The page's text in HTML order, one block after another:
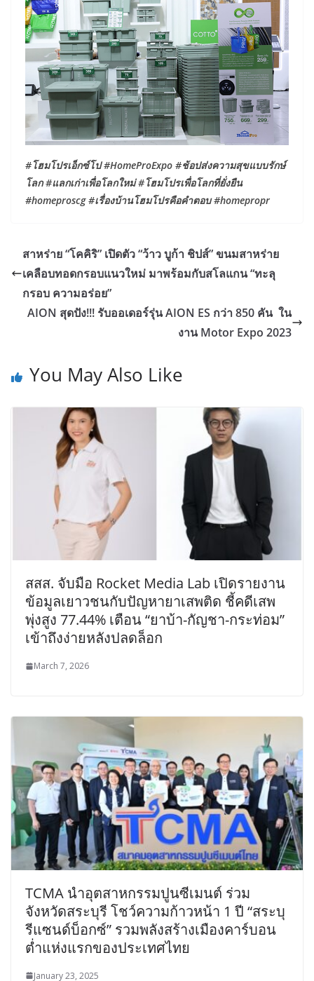
#โฮมโปรเอ็กซ์โป #HomeProExpo #ช้อปส่งความสุขแบบรักษ์
โลก #แลกเก่าเพื่อโลกใหม่ #โฮมโปรเพื่อโลกที่ยั่งยืน
#homeproscg #เรื่องบ้านโฮมโปรคือคำตอบ #homepropr
สาหร่าย “โคคิริ” เปิดตัว “ว้าว บูก้า ชิปส์” ขนมสาหร่าย
เคลือบทอดกรอบแนวใหม่ มาพร้อมกับสโลแกน “ทะลุ
กรอบ ความอร่อย”
AION สุดปัง!!! รับออเดอร์รุ่น AION ES กว่า 850 คัน ใน
งาน Motor Expo 2023
You May Also Like
สสส. จับมือ Rocket Media Lab เปิดรายงาน
ข้อมูลเยาวชนกับปัญหายาเสพติด ชี้คดีเสพ
พุ่งสูง 77.44% เตือน “ยาบ้า-กัญชา-กระท่อม”
เข้าถึงง่ายหลังปลดล็อก
March 7, 2026
TCMA นำอุตสาหกรรมปูนซีเมนต์ ร่วม
จังหวัดสระบุรี โชว์ความก้าวหน้า 1 ปี “สระบุ
รีแซนด์บ็อกซ์” รวมพลังสร้างเมืองคาร์บอน
ต่ำแห่งแรกของประเทศไทย
January 23, 2025